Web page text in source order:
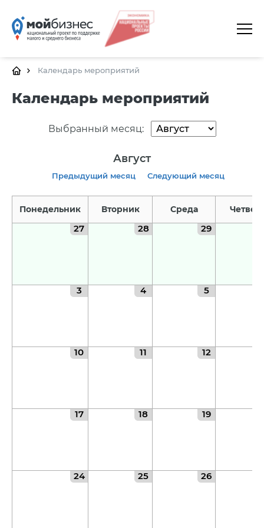
Версия для слабовидящих
ГЛАВНАЯ
О ПЛАТФОРМЕ
ДОКУМЕНТЫ
КОНТАКТЫ
Календарь мероприятий
Календарь мероприятий
Выбранный месяц:
Август
Предыдущий месяц Следующий месяц
Понедельник Вторник Среда
27 28 29
3 4 5
10 11 12
17 18 19
24 25 26